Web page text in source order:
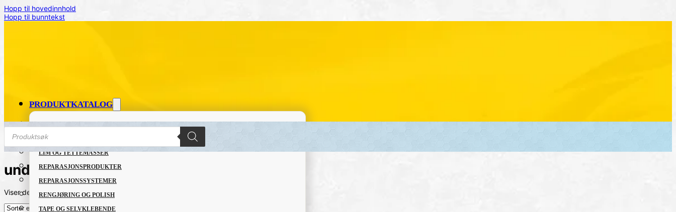
Hopp til hovedinnhold
Hopp til bunntekst
PRODUKTKATALOG
GRUNNING OG LAKK
LIM OG TETTEMASSER
REPARASJONSPRODUKTER
REPARASJONSSYSTEMER
RENGJØRING OG POLISH
TAPE OG SELVKLEBENDE
Products
search
understellsvoks
Viser det ene resultatet